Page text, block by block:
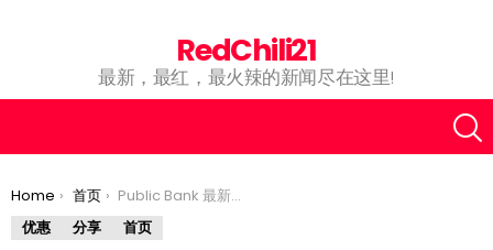
RedChili21
最新，最红，最火辣的新闻尽在这里!
You are here:
Home 首页
Public Bank 最新定期存款优惠! 利息高达7.28% p.a.!
优惠
分享 首页